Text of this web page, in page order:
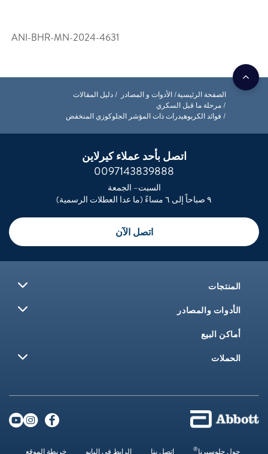
ANI-BHR-MN-2024-4631
الصفحة الرئيسية الأدوات و المصادر
دليل المقالات
مرحلة ما قبل السكري
فوائد الكربوهيدرات ذات المؤشر الجلوكوزي المنخفض
اتصل بأحد عملاء كيرلاين
0097143839888
السبت– الجمعة
٩ صباحاً إلى ٦ مساءً (ما عدا العطلات الرسمية)
اتصل الآن
المنتجات
الأدوات والمصادر
أماكن البيع
الحملات
حول جلوسيرنا® اتصل بنا الرابط في البايو خريطة الموقع